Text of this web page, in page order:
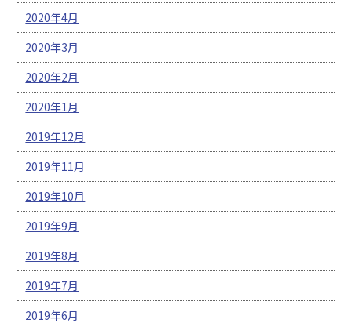
2020年4月
2020年3月
2020年2月
2020年1月
2019年12月
2019年11月
2019年10月
2019年9月
2019年8月
2019年7月
2019年6月